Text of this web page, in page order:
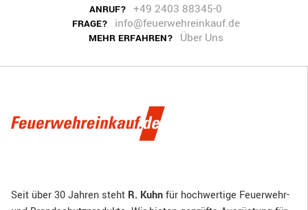
ANRUF? +49 2403 88345-0
FRAGE? info@feuerwehreinkauf.de
MEHR ERFAHREN? Über Uns
Seit über 30 Jahren steht R. Kuhnfür hochwertige Feuerwehr-